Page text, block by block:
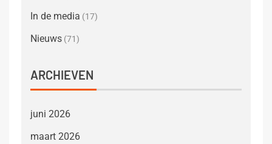
In de media (17)
Nieuws (71)
ARCHIEVEN
juni 2026
maart 2026